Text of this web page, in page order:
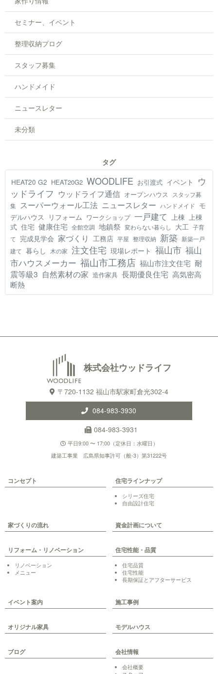
セミナー、イベント
整理収納ブログ
スタッフ募集
ハンドメイド
ニュースレター
未分類
タグ
HEAT20 G2 HEAT20G2 WOODLIFE お引渡式 イベント
ウ
ッドライフ ウッドライフ通信 オープンハウス
スタッフ募
集 スーパーウォール工法 ニュースレター ハンドメイド モ
デルハウス
リフォーム ワークショップ 一戸建て 上棟 上棟
式 住宅 健康住宅 全館空調 地鎮祭 変わらない暮らし 大工 子育
て 完成見学会 家づくり 工務店 平屋 整理収納 新築 新築一戸
建て 暮らし 木の家 注文住宅 現場レポート 福山市 福山
市ハウスメーカー 福山市工務店 福山市注文住宅 耐
震等級3 自然素材の家 造作家具 長期優良住宅 高気密高
断熱
株式会社ウッドライフ
〒720-1132 福山市駅家町倉光302-4
084-983-3930
084-983-3931
平日9:00 〜 17:00（定休日：水曜日）
建築工事業 広島県知事許可（般-3）第31222号
コンセプト 住宅ラインナップ
シリーズ住宅
自由設計住宅
家づくりの流れ 資金計画について
リフォーム・リノベーション
リノベーション
メニュー
住宅性能・品質
住宅品質
住宅性能
長期保証とアフターサービス
イベント案内 施工事例
オリジナル家具 モデルハウス
ブログ 会社情報
会社概要